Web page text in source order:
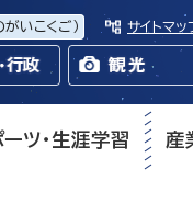
がいこくご） サイトマッ
ーツ・生涯学習 産